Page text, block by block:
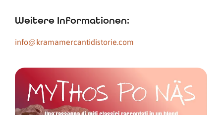
Weitere Informationen:
info@kramamercantidistorie.com